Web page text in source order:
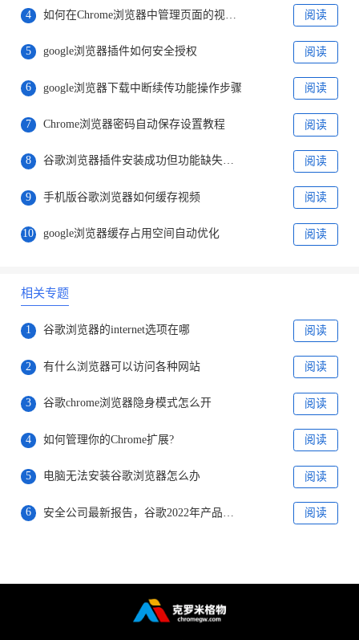
4 阅读
5 google浏览器插件如何安全授权 阅读
6 google浏览器下载中断续传功能操作步骤 阅读
7 Chrome浏览器密码自动保存设置教程 阅读
8 谷歌浏览器插件安装成功但功能缺失原因分析 阅读
9 手机版谷歌浏览器如何缓存视频 阅读
10 google浏览器缓存占用空间自动优化 阅读
相关专题
1 谷歌浏览器的internet选项在哪 阅读
2 有什么浏览器可以访问各种网站 阅读
3 谷歌chrome浏览器隐身模式怎么开 阅读
4 如何管理你的Chrome扩展? 阅读
5 电脑无法安装谷歌浏览器怎么办 阅读
6 阅读